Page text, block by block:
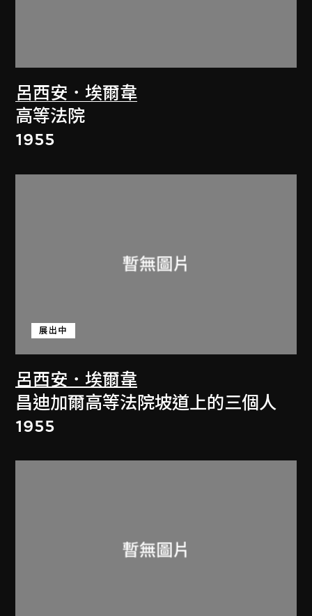
呂西安．埃爾韋
高等法院
1955
呂西安．埃爾韋
展出中
昌迪加爾高等法院坡道上的三個人
1955